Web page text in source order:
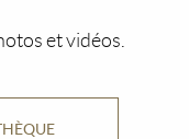
et vidéos.